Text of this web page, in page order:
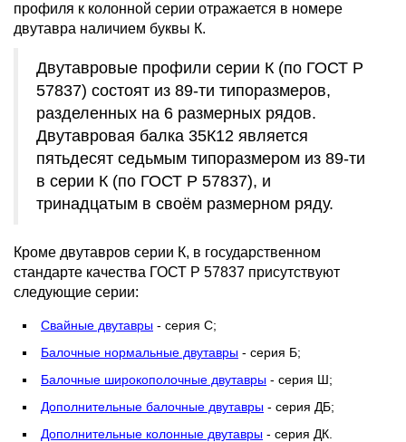
профиля к колонной серии отражается в номере
двутавра наличием буквы К.
Двутавровые профили серии К (по ГОСТ Р
57837) состоят из 89-ти типоразмеров,
разделенных на 6 размерных рядов.
Двутавровая балка 35К12 является
пятьдесят седьмым типоразмером из 89-ти
в серии К (по ГОСТ Р 57837), и
тринадцатым в своём размерном ряду.
Кроме двутавров серии К, в государственном
стандарте качества ГОСТ Р 57837 присутствуют
следующие серии:
Свайные двутавры - серия С;
Балочные нормальные двутавры - серия Б;
Балочные широкополочные двутавры - серия Ш;
Дополнительные балочные двутавры - серия ДБ;
Дополнительные колонные двутавры - серия ДК.